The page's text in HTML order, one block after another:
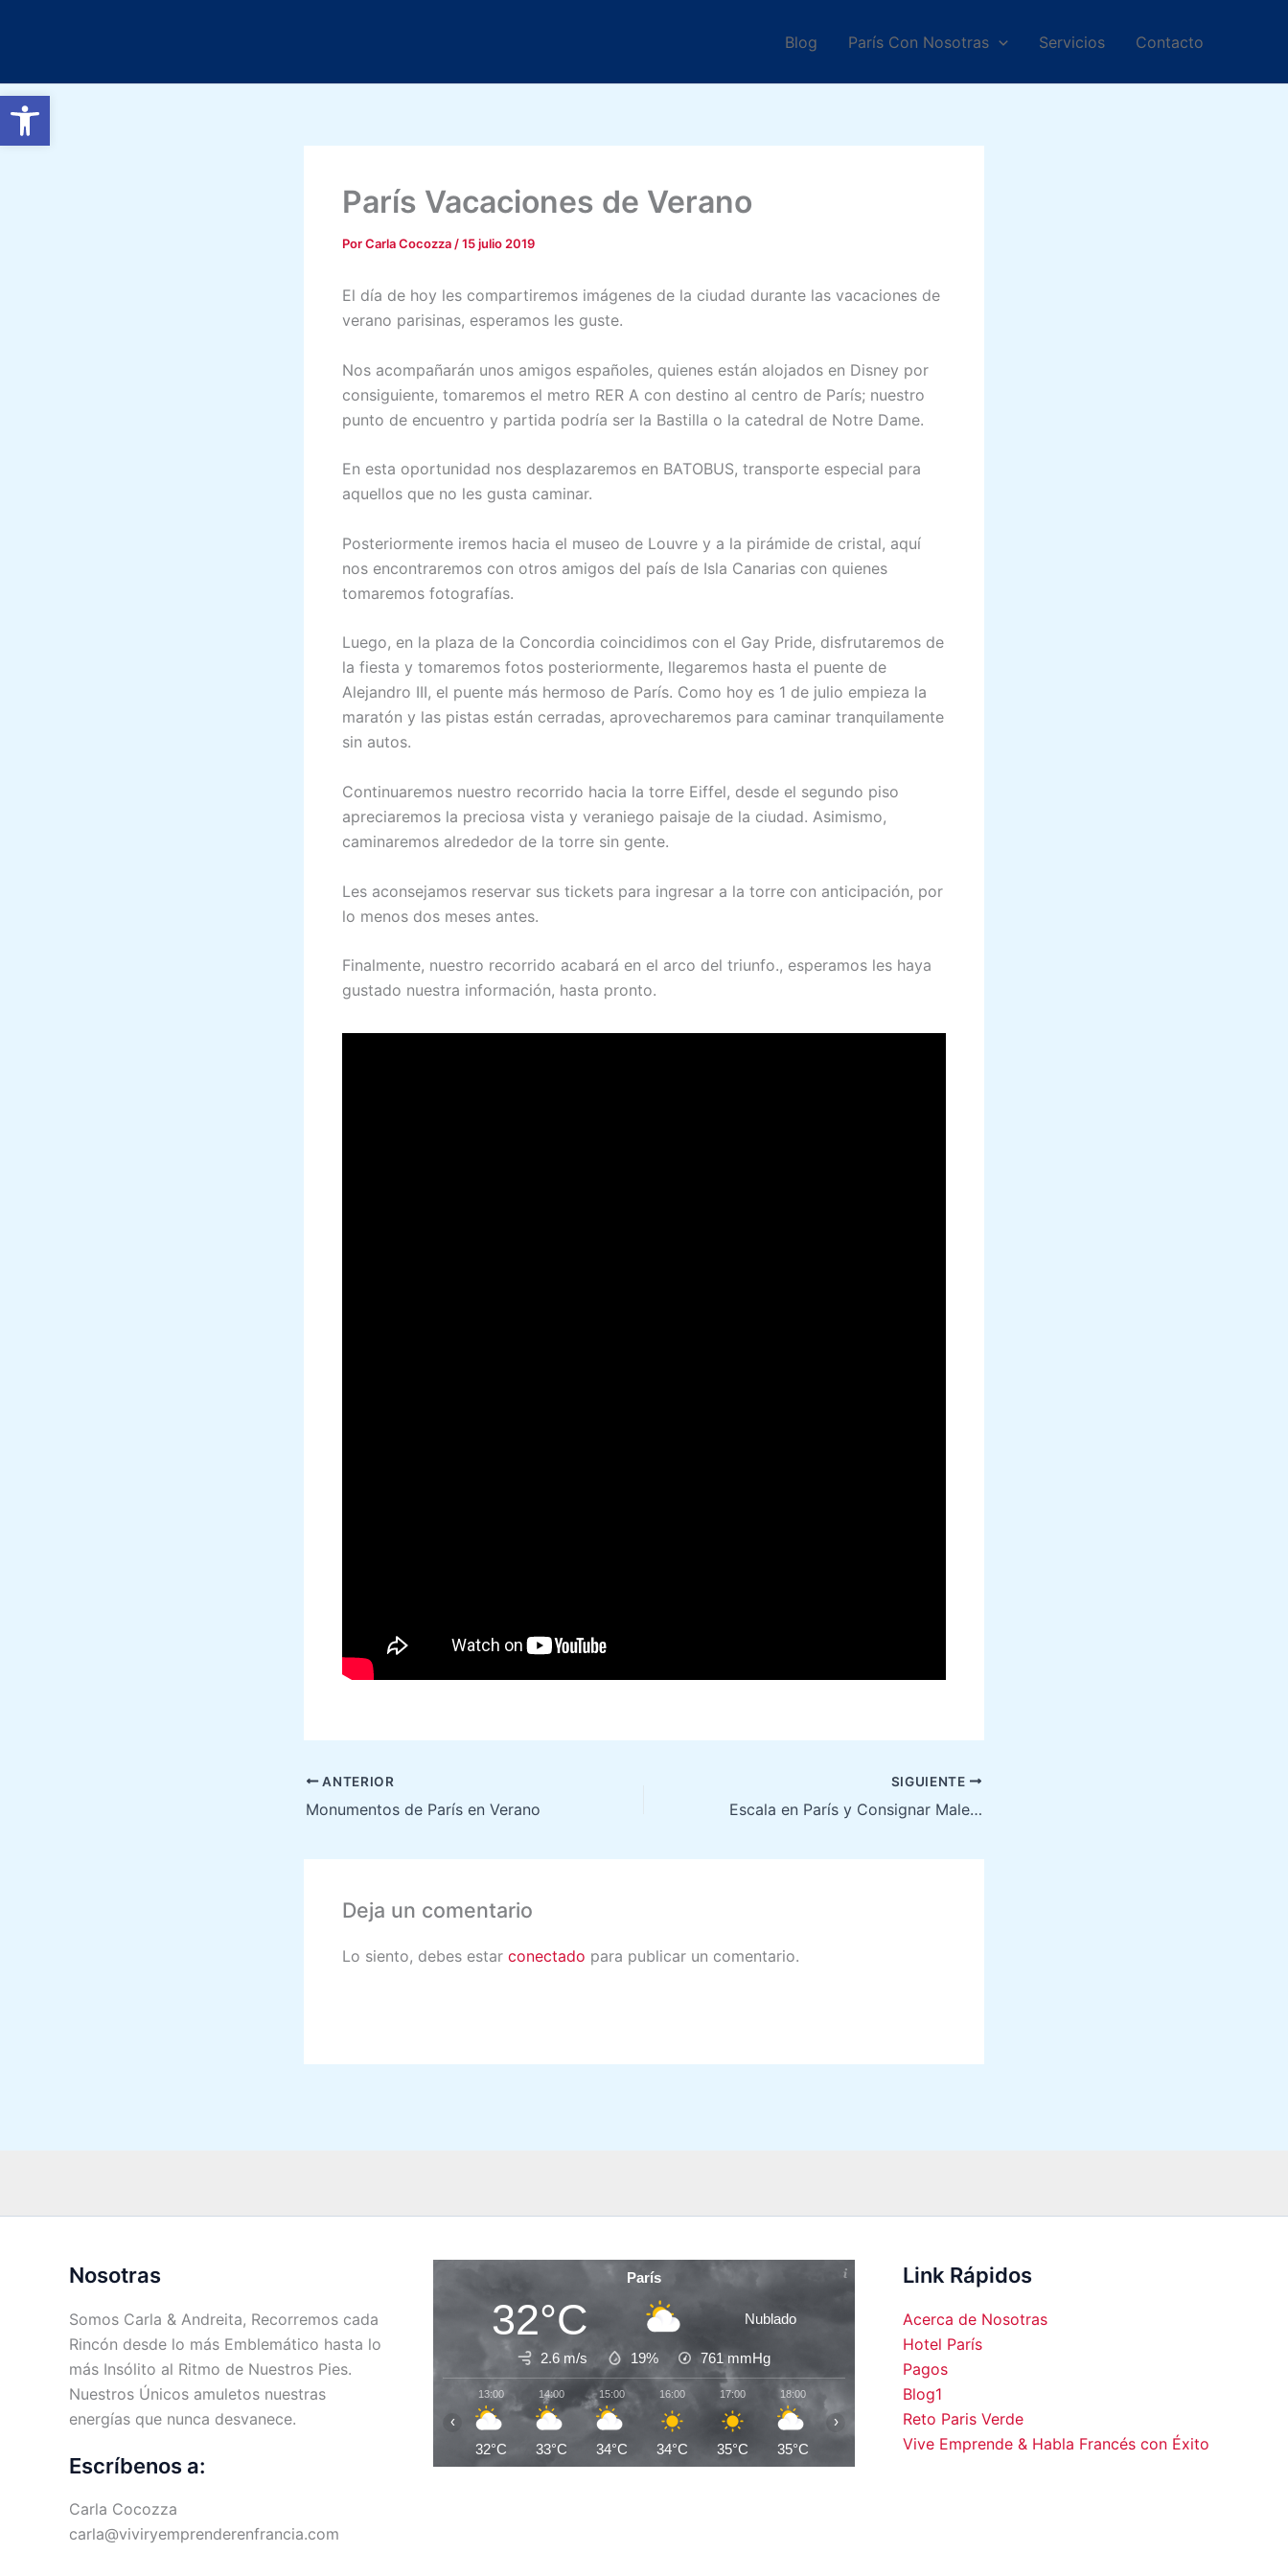
Abrir barra de herramientas
Blog París Con Nosotras Servicios Contacto
París Vacaciones de Verano
PorCarla Cocozza /15 julio 2019
El día de hoy les compartiremos imágenes de la ciudad durante las vacaciones de
verano parisinas, esperamos les guste.
Nos acompañarán unos amigos españoles, quienes están alojados en Disney por
consiguiente, tomaremos el metro RER A con destino al centro de París; nuestro
punto de encuentro y partida podría ser la Bastilla o la catedral de Notre Dame.
En esta oportunidad nos desplazaremos en BATOBUS, transporte especial para
aquellos que no les gusta caminar.
Posteriormente iremos hacia el museo de Louvre y a la pirámide de cristal, aquí
nos encontraremos con otros amigos del país de Isla Canarias con quienes
tomaremos fotografías.
Luego, en la plaza de la Concordia coincidimos con el Gay Pride, disfrutaremos de
la fiesta y tomaremos fotos posteriormente, llegaremos hasta el puente de
Alejandro III, el puente más hermoso de París. Como hoy es 1 de julio empieza la
maratón y las pistas están cerradas, aprovecharemos para caminar tranquilamente
sin autos.
Continuaremos nuestro recorrido hacia la torre Eiffel, desde el segundo piso
apreciaremos la preciosa vista y veraniego paisaje de la ciudad. Asimismo,
caminaremos alrededor de la torre sin gente.
Les aconsejamos reservar sus tickets para ingresar a la torre con anticipación, por
lo menos dos meses antes.
Finalmente, nuestro recorrido acabará en el arco del triunfo., esperamos les haya
gustado nuestra información, hasta pronto.
ANTERIOR
Monumentos de París en Verano
SIGUIENTE
Escala en París y Consignar Maletas
Deja un comentario
Lo siento, debes estar conectado para publicar un comentario.
Nosotras
Somos Carla & Andreita, Recorremos cada
Rincón desde lo más Emblemático hasta lo
más Insólito al Ritmo de Nuestros Pies.
Nuestros Únicos amuletos nuestras
energías que nunca desvanece.
Escríbenos a:
Carla Cocozza
carla@viviryemprenderenfrancia.com
París
32°C Nublado
2.6 m/s 19% 761mmHg
13:00
32°C
14:00
33°C
15:00
34°C
16:00
34°C
17:00
35°C
18:00
35°C
20:00
33°C 30°C 28°C 28°C 26°C 25°C
‹ ›
Link Rápidos
Acerca de Nosotras
Hotel París
Pagos
Blog1
Reto Paris Verde
Vive Emprende & Habla Francés con Éxito